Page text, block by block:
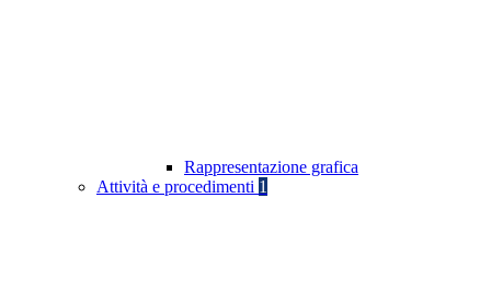
Rappresentazione grafica
Attività e procedimenti 1